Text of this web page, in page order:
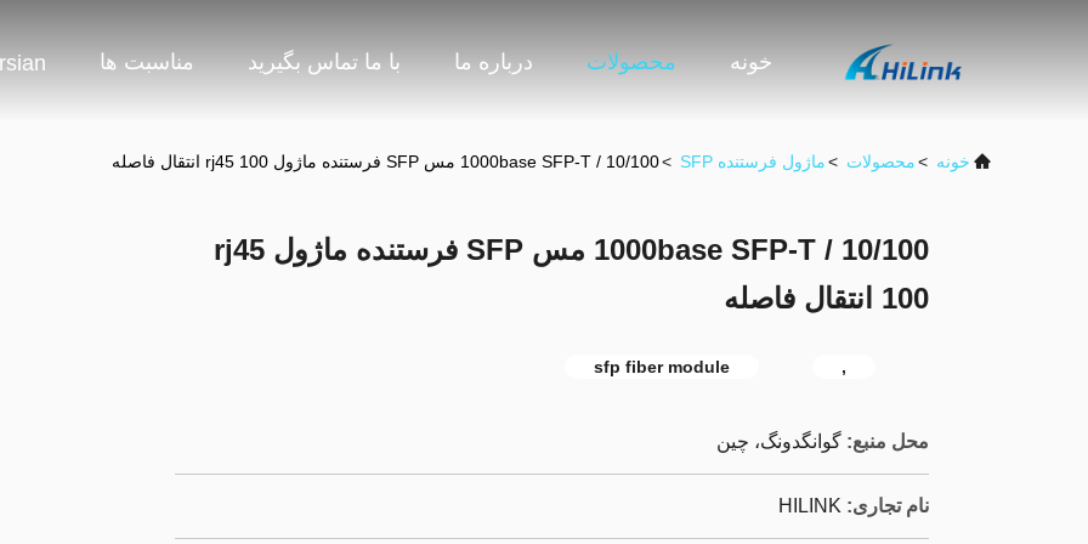
خونه محصولات درباره ما با ما تماس بگیرید مناسبت ها
خونه >محصولات >ماژول فرستنده SFP >10/100 / 1000base SFP-T مس SFP فرستنده ماژول rj45 100 انتقال فاصله
10/100 / 1000base SFP-T مس SFP فرستنده ماژول rj45
100 انتقال فاصله
,
sfp fiber module
محل منبع: گوانگدونگ، چین
نام تجاری: HILINK